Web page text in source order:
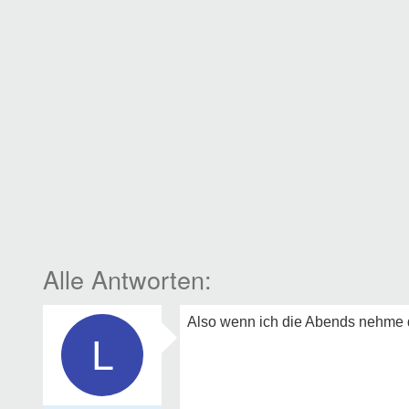
L
Also wenn ich die Abends